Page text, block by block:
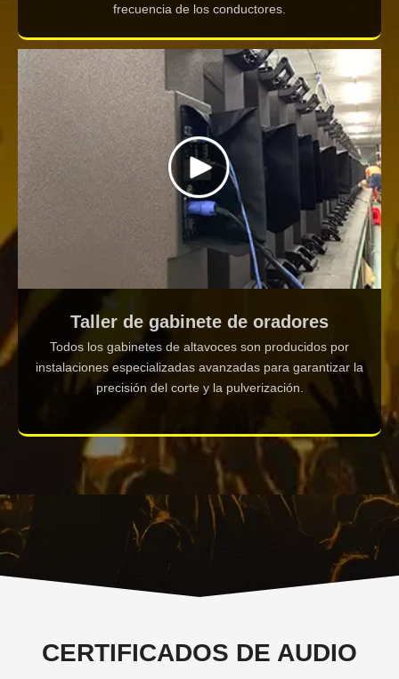
frecuencia de los conductores.
Taller de gabinete de oradores
Todos los gabinetes de altavoces son producidos por
instalaciones especializadas avanzadas para garantizar la
precisión del corte y la pulverización.
CERTIFICADOS DE AUDIO